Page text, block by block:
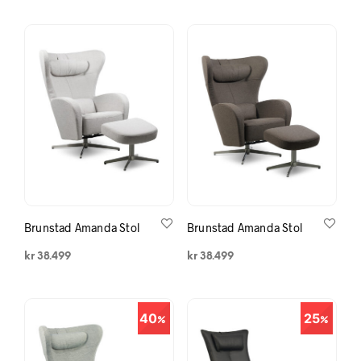
Brunstad Amanda Stol
kr 38.499
Brunstad Amanda Stol
kr38.499
40 25